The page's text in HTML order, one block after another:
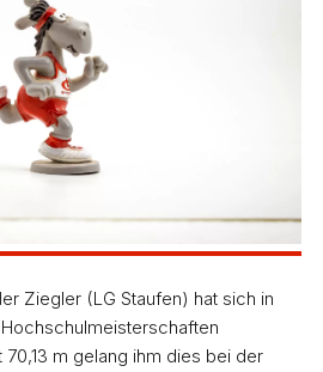
Ziegler (LG Staufen) hat sich in
m gelang ihm dies bei der